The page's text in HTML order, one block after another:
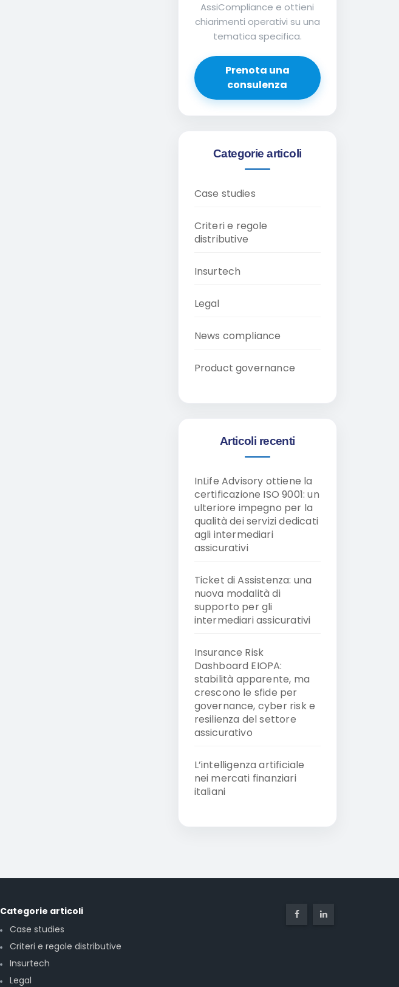
AssiCompliance e ottieni
chiarimenti operativi su una
tematica specifica.
Prenota una
consulenza
Categorie articoli
Case studies
Criteri e regole
distributive
Insurtech
Legal
News compliance
Product governance
Articoli recenti
InLife Advisory ottiene la
certificazione ISO 9001: un
ulteriore impegno per la
qualità dei servizi dedicati
agli intermediari
assicurativi
Ticket di Assistenza: una
nuova modalità di
supporto per gli
intermediari assicurativi
Insurance Risk
Dashboard EIOPA:
stabilità apparente, ma
crescono le sfide per
governance, cyber risk e
resilienza del settore
assicurativo
L’intelligenza artificiale
nei mercati finanziari
italiani
Categorie articoli
Case studies
Criteri e regole distributive
Insurtech
Legal